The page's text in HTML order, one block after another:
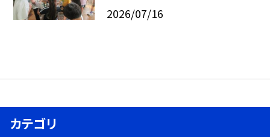
2026/07/16
カテゴリ